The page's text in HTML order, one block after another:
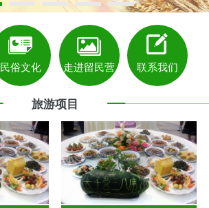
民俗文化 走进留民营 联系我们
旅游项目